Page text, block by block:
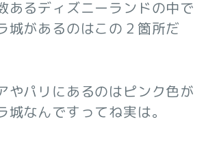
あるディズニーランドの中で
城があるのはこの２箇所だ
やパリにあるのはピンク色が
城なんですってね実は。